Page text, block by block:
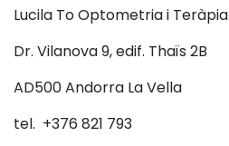
Lucila To Optometria i Teràpia
Dr. Vilanova 9, edif. Thaïs 2B
AD500 Andorra La Vella
tel. +376 821 793